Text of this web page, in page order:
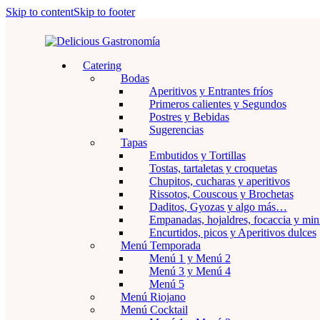
Skip to contentSkip to footer
Catering
Bodas
Aperitivos y Entrantes fríos
Primeros calientes y Segundos
Postres y Bebidas
Sugerencias
Tapas
Embutidos y Tortillas
Tostas, tartaletas y croquetas
Chupitos, cucharas y aperitivos
Rissotos, Couscous y Brochetas
Daditos, Gyozas y algo más…
Empanadas, hojaldres, focaccia y
Encurtidos, picos y Aperitivos dulces
Menú Temporada
Menú 1 y Menú 2
Menú 3 y Menú 4
Menú 5
Menú Riojano
Menú Cocktail